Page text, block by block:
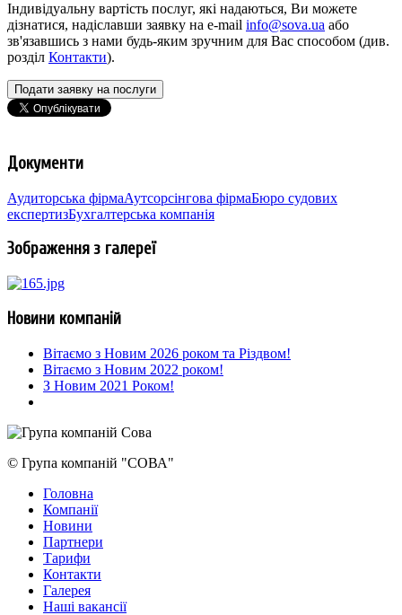
Індивідуальну вартість послуг, які надаються, Ви можете
дізнатися, надіславши заявку на e-mail info@sova.ua або
зв'язавшись з нами будь-яким зручним для Вас способом (див.
розділ Контакти).
Подати заявку на послуги
Документи
Аудиторська фірмаАутсорсінгова фірмаБюро судових
експертизБухгалтерська компанія
Зображення з галереї
Новини компаній
Вітаємо з Новим 2026 роком та Різдвом!
Вітаємо з Новим 2022 роком!
З Новим 2021 Роком!
© Група компаній "СОВА"
Головна
Компанії
Новини
Партнери
Тарифи
Контакти
Галерея
Наші вакансії